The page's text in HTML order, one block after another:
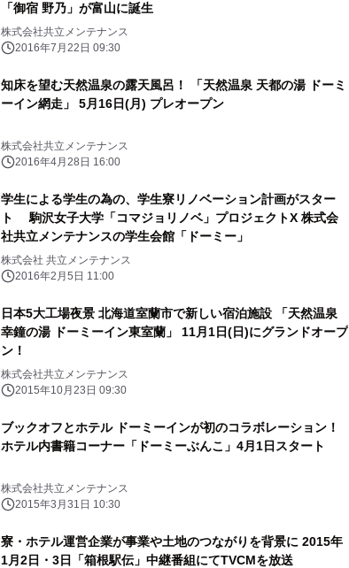
「御宿 野乃」が富山に誕生
株式会社共立メンテナンス
2016年7月22日 09:30
知床を望む天然温泉の露天風呂！ 「天然温泉 天都の湯 ドーミ
ーイン網走」 5月16日(月) プレオープン
株式会社共立メンテナンス
2016年4月28日 16:00
学生による学生の為の、学生寮リノベーション計画がスター
ト 駒沢女子大学「コマジョリノベ」プロジェクトX 株式会
社共立メンテナンスの学生会館「ドーミー」
株式会社 共立メンテナンス
2016年2月5日 11:00
日本5大工場夜景 北海道室蘭市で新しい宿泊施設 「天然温泉
幸鐘の湯 ドーミーイン東室蘭」 11月1日(日)にグランドオープ
ン！
株式会社共立メンテナンス
2015年10月23日 09:30
ブックオフとホテル ドーミーインが初のコラボレーション！
ホテル内書籍コーナー「ドーミーぶんこ」4月1日スタート
株式会社共立メンテナンス
2015年3月31日 10:30
寮・ホテル運営企業が事業や土地のつながりを背景に 2015年
1月2日・3日「箱根駅伝」中継番組にてTVCMを放送